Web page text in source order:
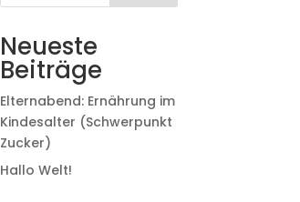
Neueste
Beiträge
Elternabend: Ernährung im
Kindesalter (Schwerpunkt
Zucker)
Hallo Welt!